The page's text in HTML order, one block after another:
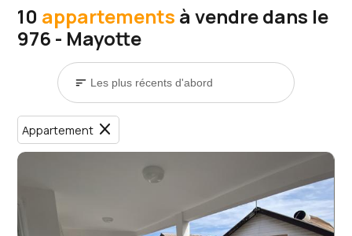
10 appartements à vendre dans le
976 - Mayotte
sort
Appartement close